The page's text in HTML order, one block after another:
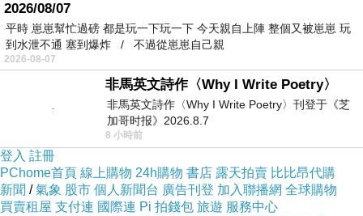
不比以前那樣總是聲音大到會讓孫子們覺得不耐
現在常常只想多陪阿嬤
----------------------------------------------------------------
翻到這張照片也是因為今天再忙論文的時候剛好
看到sony電腦裡面的相簿
2026/08/07
平時 崽崽幫忙過磅 都是玩一下玩一下 今天親自上陣 整個又被崽崽 玩
到水泄不通 塞到爆炸 / 不過從崽崽自己親
2026-08-07
非馬英文詩作〈Why I Write Poetry〉
非馬英文詩作〈Why I Write Poetry〉刊登于《芝
加哥时报》2026.8.7
8 小時前
登入 註冊
PChome首頁 線上購物 24h購物 書店 露天拍賣 比比昂代購
新聞 /氣象 股市 個人新聞台 廣告刊登 加入聯播網 全球購物
買賣租屋 支付連 國際連 Pi 拍錢包 旅遊 服務中心